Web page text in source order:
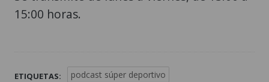
15:00 horas.
ETIQUETAS: podcast súper deportivo